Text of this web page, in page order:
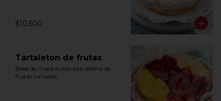
$10.500
Tartaleton de frutas
Base de masa quebrada rellena de
frutas variadas